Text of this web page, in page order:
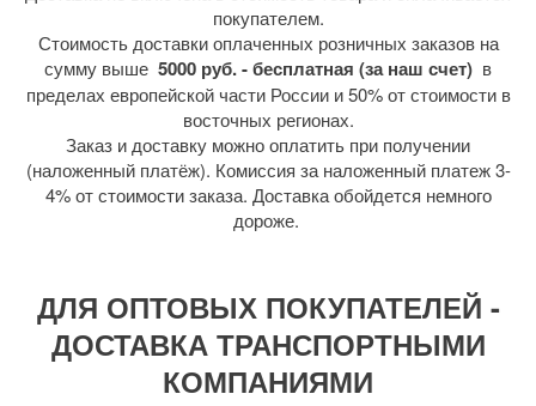
покупателем.
Стоимость доставки оплаченных розничных заказов на
сумму выше 5000 руб. - бесплатная (за наш счет) в
пределах европейской части России и 50% от стоимости в
восточных регионах.
Заказ и доставку можно оплатить при получении
(наложенный платёж). Комиссия за наложенный платеж 3-
4% от стоимости заказа. Доставка обойдется немного
дороже.
ДЛЯ ОПТОВЫХ ПОКУПАТЕЛЕЙ -
ДОСТАВКА ТРАНСПОРТНЫМИ
КОМПАНИЯМИ